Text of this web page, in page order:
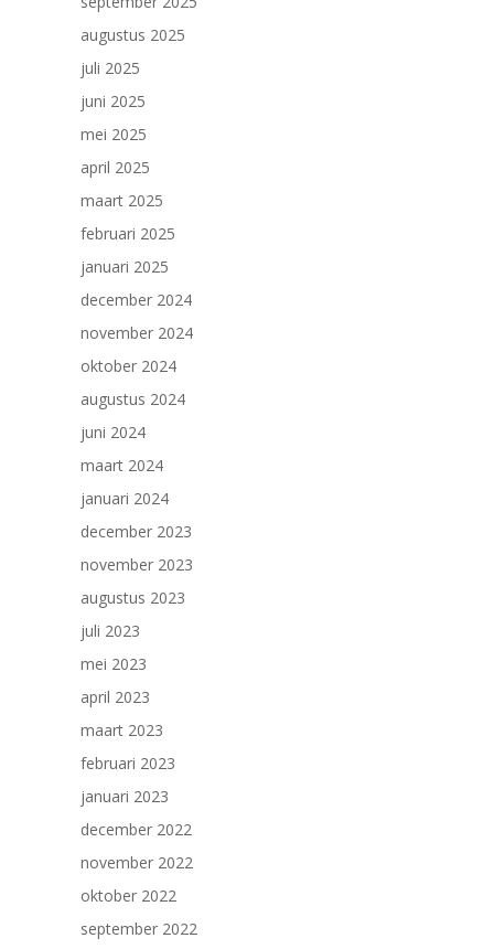
augustus 2025
juli 2025
juni 2025
mei 2025
april 2025
maart 2025
februari 2025
januari 2025
december 2024
november 2024
oktober 2024
augustus 2024
juni 2024
maart 2024
januari 2024
december 2023
november 2023
augustus 2023
juli 2023
mei 2023
april 2023
maart 2023
februari 2023
januari 2023
december 2022
november 2022
oktober 2022
september 2022